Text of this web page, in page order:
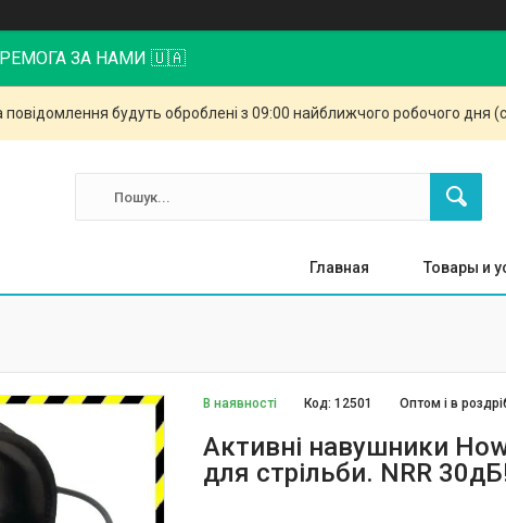
ЗА НАМИ 🇺🇦
будуть оброблені з 09:00 найближчого робочого дня
Главная Товары и
В наявності Оптом і в
Код:12501
Активні навушники
для стрільби. NRR